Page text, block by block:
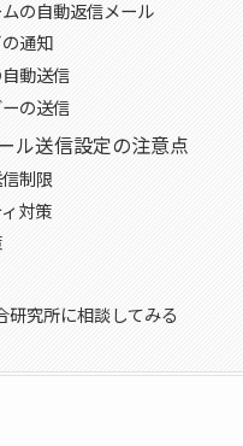
の自動返信メール
通知
動送信
の送信
ル送信設定の注意点
制限
対策
研究所に相談してみる